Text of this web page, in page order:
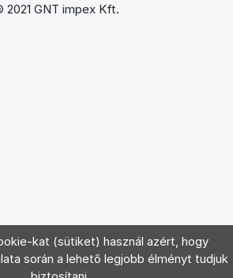
2021 GNT impex Kft.
kat (sütiket) használ azért, hogy
során a lehető legjobb élményt tudjuk